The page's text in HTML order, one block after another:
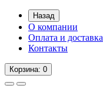
Назад
О компании
Оплата и доставка
Контакты
Корзина: 0